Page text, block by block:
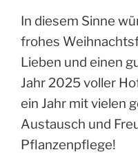
In diesem Sinne
frohes
Lieben und einen
Jahr 2025 voller
ein Jahr mit vielen
Austausch und
Pflanzenpflege!